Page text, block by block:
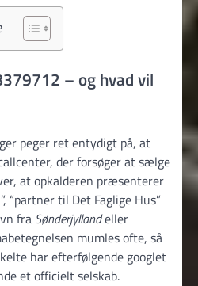
– og hvad vil
peger ret entydigt på, at
der forsøger at sælge
at opkalderen præsenterer
“partner til Det Faglige Hus”
fra Sønderjyllandeller
mumles ofte, så
har efterfølgende googlet
et officielt selskab.